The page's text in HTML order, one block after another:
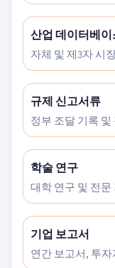
산업 데이터베이
자체 및 제3자 시
규제 신고서류
정부 조달 기록 및
학술 연구
대학 연구 및 전문
기업 보고서
연간 보고서, 투